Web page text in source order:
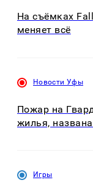
На съёмках
меняет всё
Новости Уфы
Пожар на
жилья,
Игры